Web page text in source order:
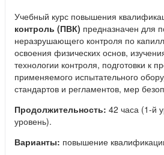
Учебный курс повышения
контроль (ПВК) предназначен для
неразрушающего контроля по
освоения физических основ,
технологии контроля, подготовки к
применяемого испытательного
стандартов и регламентов, мер
Продолжительность: 42 часа (1-й
уровень).
Варианты: повышение